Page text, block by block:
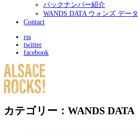
バックナンバー紹介
WANDS DATA ウォンズ データ
Contact
rss
twitter
facebook
カテゴリー：WANDS DATA